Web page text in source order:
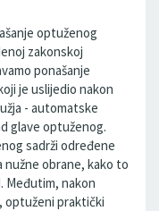
optuženog
zakonskoj
ponašanje
je uslijedio nakon
- automatske
glave optuženog.
sadrži određene
obrane, kako to
Međutim, nakon
optuženi praktički